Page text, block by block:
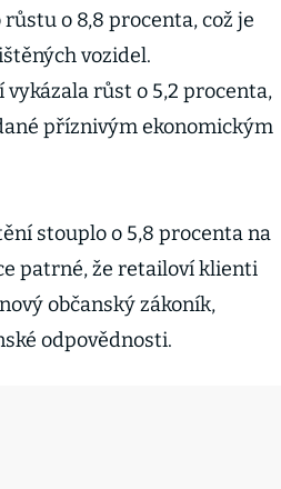
o 8,8 procenta, což je
vozidel.
růst o 5,2 procenta,
příznivým ekonomickým
stouplo o 5,8 procenta na
patrné, že retailoví klienti
občanský zákoník,
odpovědnosti.